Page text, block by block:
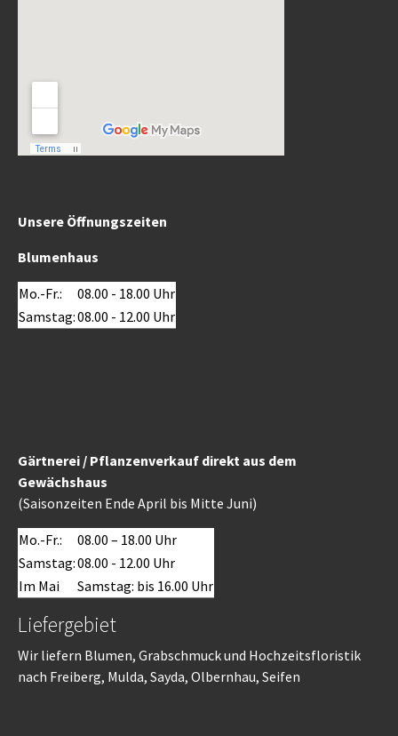
Unsere Öffnungszeiten
Blumenhaus
Mo.-Fr.:
08.00 - 18.00 Uhr
Samstag:08.00 - 12.00 Uhr
Gärtnerei / Pflanzenverkauf direkt aus dem
Gewächshaus
(Saisonzeiten Ende April bis Mitte Juni)
Mo.-Fr.:
08.00 – 18.00 Uhr
Samstag:08.00 - 12.00 Uhr
Im Mai
Samstag: bis 16.00 Uhr
Liefergebiet
Wir liefern Blumen, Grabschmuck und Hochzeitsfloristik
nach Freiberg, Mulda, Sayda, Olbernhau, Seifen